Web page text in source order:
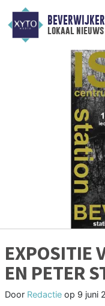
lokaal nieuws
EXPOSITIE
EN PETER
Door Redactie op 9 juni